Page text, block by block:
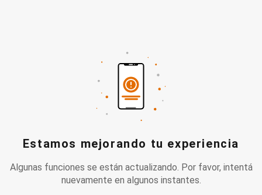
Estamos mejorando tu experiencia
Algunas funciones se están actualizando. Por favor, intentá
nuevamente en algunos instantes.